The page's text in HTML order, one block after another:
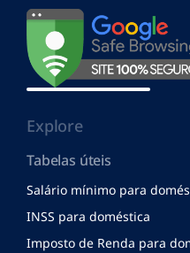
Explore
Tabelas úteis
Salário mínimo para
INSS para doméstica
Imposto de Renda para